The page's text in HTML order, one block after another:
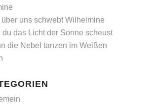
über uns schwebt Wilhelmine
du das Licht der Sonne scheust
die Nebel tanzen im Weißen